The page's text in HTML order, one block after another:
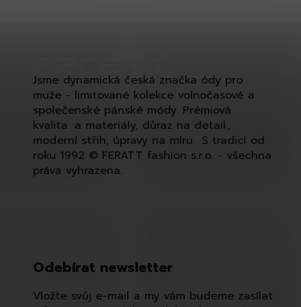
Jsme dynamická česká značka ódy pro
muže - limitované kolekce volnočasové a
společenské pánské módy. Prémiová
kvalita a materiály, důraz na detail.,
moderní střih, úpravy na míru. S tradicí od
roku 1992 © FERATT fashion s.r.o. - všechna
práva vyhrazena.
Odebírat newsletter
Vložte svůj e-mail a my vám budeme zasílat